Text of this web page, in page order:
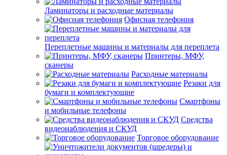
Ламинаторы и расходные материалы
Офисная телефония
Переплетные машины и материалы для переплета
Принтеры, МФУ,
сканеры
Расходные материалы
Резаки для
бумаги и комплектующие
Смартфоны
и мобильные телефоны
Средства
видеонаблюдения и СКУД
Торговое оборудование